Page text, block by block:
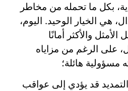
بكل ما تحمله من مخاطر
هي الخيار الوحيد. اليوم،
والأكثر أمانًا
على الرغم من مزاياه
مسؤولية هائلة؛
قد يؤدي إلى عواقب